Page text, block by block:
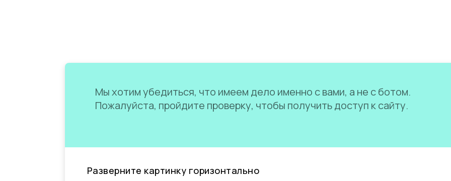
Мы хотим убедиться, что имеем дело именно с вами, а не с ботом.
Пожалуйста, пройдите проверку, чтобы получить доступ к сайту.
Разверните картинку горизонтально